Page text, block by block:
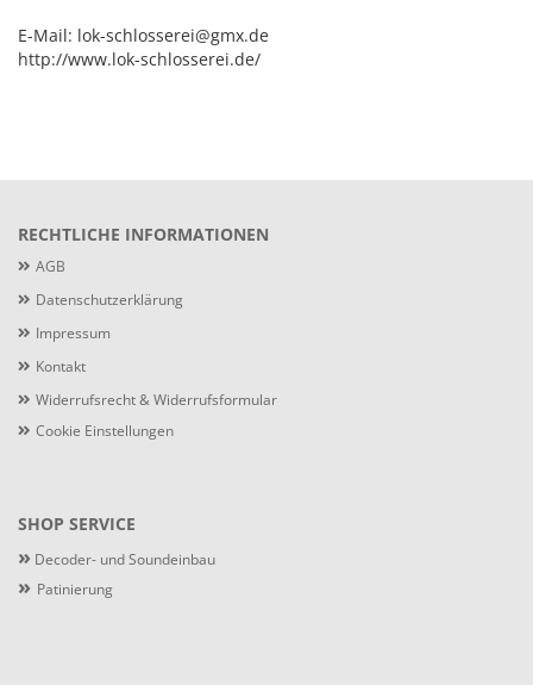
E-Mail: lok-schlosserei@gmx.de
http://www.lok-schlosserei.de/
RECHTLICHE INFORMATIONEN
AGB
Datenschutzerklärung
Impressum
Kontakt
Widerrufsrecht & Widerrufsformular
Cookie Einstellungen
SHOP SERVICE
» Decoder- und Soundeinbau
» Patinierung